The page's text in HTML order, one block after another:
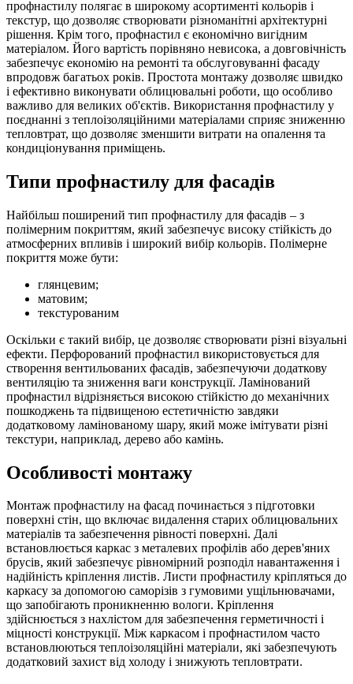
профнастилу полягає в широкому асортименті кольорів і
текстур, що дозволяє створювати різноманітні архітектурні
рішення. Крім того, профнастил є економічно вигідним
матеріалом. Його вартість порівняно невисока, а довговічність
забезпечує економію на ремонті та обслуговуванні фасаду
впродовж багатьох років. Простота монтажу дозволяє швидко
і ефективно виконувати облицювальні роботи, що особливо
важливо для великих об'єктів. Використання профнастилу у
поєднанні з теплоізоляційними матеріалами сприяє зниженню
тепловтрат, що дозволяє зменшити витрати на опалення та
кондиціонування приміщень.
Типи профнастилу для фасадів
Найбільш поширений тип профнастилу для фасадів – з
полімерним покриттям, який забезпечує високу стійкість до
атмосферних впливів і широкий вибір кольорів. Полімерне
покриття може бути:
глянцевим;
матовим;
текстурованим
Оскільки є такий вибір, це дозволяє створювати різні візуальні
ефекти. Перфорований профнастил використовується для
створення вентильованих фасадів, забезпечуючи додаткову
вентиляцію та зниження ваги конструкції. Ламінований
профнастил відрізняється високою стійкістю до механічних
пошкоджень та підвищеною естетичністю завдяки
додатковому ламінованому шару, який може імітувати різні
текстури, наприклад, дерево або камінь.
Особливості монтажу
Монтаж профнастилу на фасад починається з підготовки
поверхні стін, що включає видалення старих облицювальних
матеріалів та забезпечення рівності поверхні. Далі
встановлюється каркас з металевих профілів або дерев'яних
брусів, який забезпечує рівномірний розподіл навантаження і
надійність кріплення листів. Листи профнастилу кріпляться до
каркасу за допомогою саморізів з гумовими ущільнювачами,
що запобігають проникненню вологи. Кріплення
здійснюється з нахлістом для забезпечення герметичності і
міцності конструкції. Між каркасом і профнастилом часто
встановлюються теплоізоляційні матеріали, які забезпечують
додатковий захист від холоду і знижують тепловтрати.